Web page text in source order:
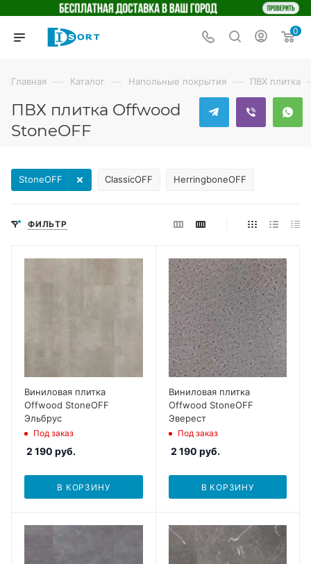
0
Главная — Каталог — Напольные покрытия — ПВХ плитка
ПВХ плитка Offwood
StoneOFF
ClassicOFF HerringboneOFF
StoneOFF
ФИЛЬТР
Виниловая плитка
Offwood StoneOFF
Эльбрус
Под заказ
2 190 руб.
В КОРЗИНУ
Виниловая плитка
Offwood StoneOFF
Эверест
Под заказ
2 190 руб.
В КОРЗИНУ